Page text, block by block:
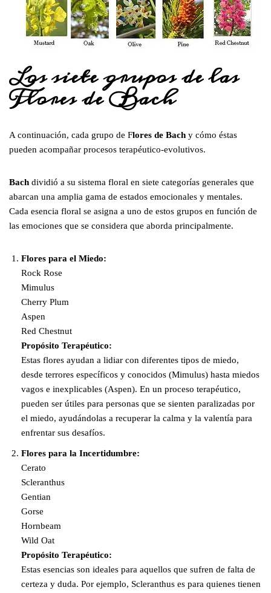
Los siete grupos de las
Flores de Bach
A continuación, cada grupo de Flores de Bach y cómo éstas
pueden acompañar procesos terapéutico-evolutivos.
Bach dividió a su sistema floral en siete categorías generales que
abarcan una amplia gama de estados emocionales y mentales.
Cada esencia floral se asigna a uno de estos grupos en función de
las emociones que se considera que aborda principalmente.
Flores para el Miedo:
Rock Rose
Mimulus
Cherry Plum
Aspen
Red Chestnut
Propósito Terapéutico:
Estas flores ayudan a lidiar con diferentes tipos de miedo,
desde terrores específicos y conocidos (Mimulus) hasta miedos
vagos e inexplicables (Aspen). En un proceso terapéutico,
pueden ser útiles para personas que se sienten paralizadas por
el miedo, ayudándolas a recuperar la calma y la valentía para
enfrentar sus desafíos.
Flores para la Incertidumbre:
Cerato
Scleranthus
Gentian
Gorse
Hornbeam
Wild Oat
Propósito Terapéutico:
Estas esencias son ideales para aquellos que sufren de falta de
certeza y duda. Por ejemplo, Scleranthus es para quienes tienen